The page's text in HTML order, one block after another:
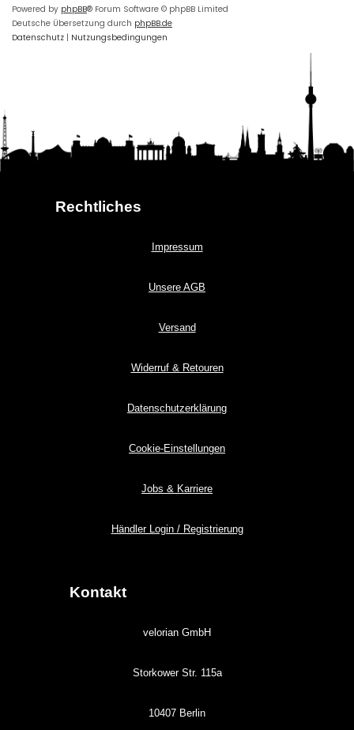
Powered by phpBB® Forum Software © phpBB Limited
Deutsche Übersetzung durch phpBB.de
Datenschutz | Nutzungsbedingungen
Rechtliches
Impressum
Unsere AGB
Versand
Widerruf & Retouren
Datenschutzerklärung
Cookie-Einstellungen
Jobs & Karriere
Händler Login / Registrierung
Kontakt
velorian GmbH
Storkower Str. 115a
10407 Berlin